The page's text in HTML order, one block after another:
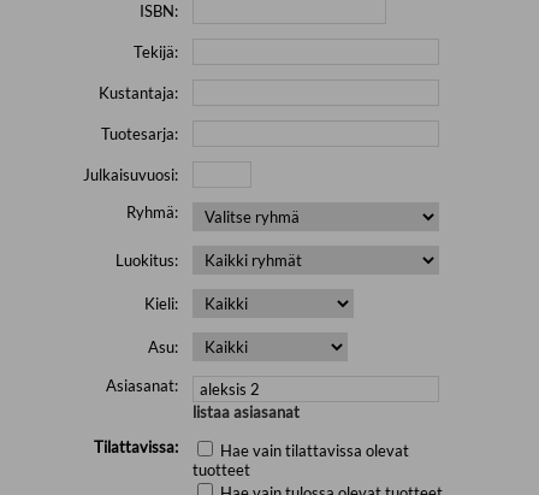
ISBN:
Tekijä:
Kustantaja:
Tuotesarja:
Julkaisuvuosi:
Ryhmä:
Luokitus:
Kieli:
Asu:
Asiasanat:
listaa asiasanat
Tilattavissa:
Hae vain tilattavissa olevat
tuotteet